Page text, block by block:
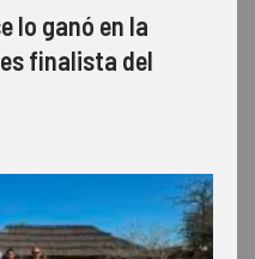
lo ganó en la
finalista del